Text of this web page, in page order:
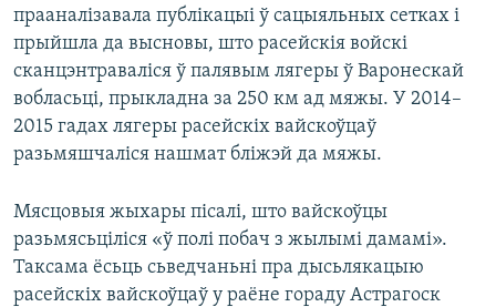
прааналізавала публікацыі ў сацыяльных сетках і
прыйшла да высновы, што расейскія войскі
сканцэнтраваліся ў палявым лягеры ў Варонескай
вобласьці, прыкладна за 250 км ад мяжы. У 2014–
2015 гадах лягеры расейскіх вайскоўцаў
разьмяшчаліся нашмат бліжэй да мяжы.
Мясцовыя жыхары пісалі, што вайскоўцы
разьмясьціліся «ў полі побач з жылымі дамамі».
Таксама ёсьць сьведчаньні пра дысьлякацыю
расейскіх вайскоўцаў у раёне гораду Астрагоск